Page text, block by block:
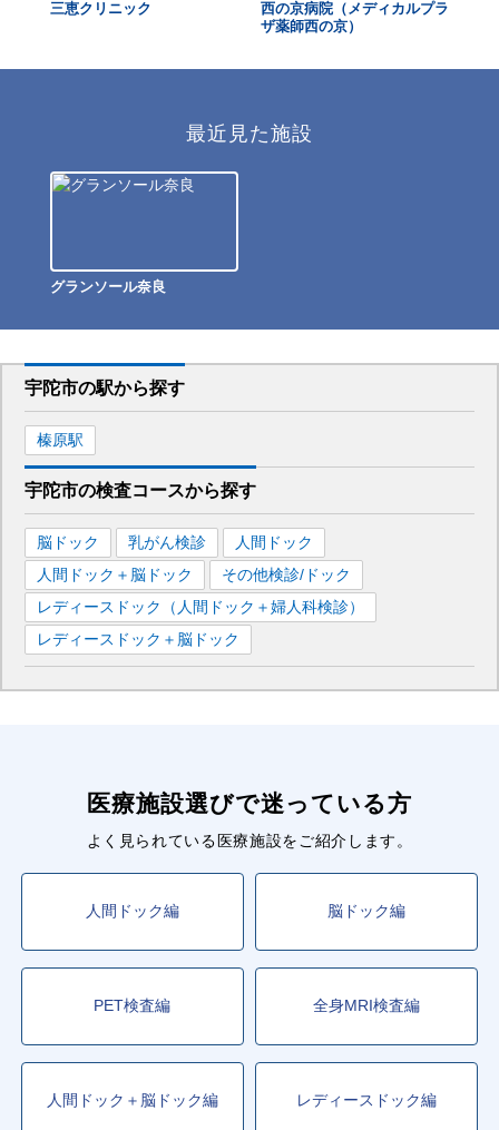
三恵クリニック
西の京病院（メディカルプラ
ザ薬師西の京）
最近見た施設
グランソール奈良
宇陀市の駅から探す
榛原駅
宇陀市の検査コースから探す
脳ドック 乳がん検診
人間ドック
人間ドック＋脳ドック
その他検診/ドック
レディースドック（人間ドック＋婦人科検診）
レディースドック＋脳ドック
医療施設選びで迷っている方
よく見られている医療施設をご紹介します。
人間ドック編 脳ドック編
PET検査編 全身MRI検査編
人間ドック＋脳ドック編 レディースドック編